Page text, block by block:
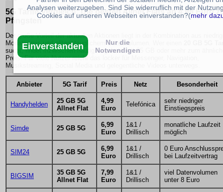
5G Tarife Vergleich: Die besten Allnet Flats ab 4,99 Euro
Pfingsten
Der große Vorteil der aktuellen Aktionen liegt in der Kombination aus
Monatspreis und alltagstauglichem Datenvolumen. Wer einen
sucht, findet inzwischen häufig Angebote mit 25 GB oder mehr zum
Preis. Für viele Nutzer reicht das locker für Messenger, Navigation,
Musikstreaming, Social Media und gelegentliche Videos unterwegs.
Anbieter 5G Tarif Preis Netz Besonderheit
Handyhelden
25 GB 5G
Allnet Flat
4,99
Euro
Telefónica
sehr niedriger
Einstiegspreis
Simde 25 GB 5G
6,99
Euro
1&1 /
Drillisch
monatliche Laufzeit
möglich
SIM24 25 GB 5G
6,99
Euro
1&1 /
Drillisch
0 Euro
bei Laufzeitvertrag
BIGSIM
35 GB 5G
Allnet Flat
7,99
Euro
1&1 /
Drillisch
viel Datenvolumen
unter 8 Euro
Analysen weiterzugeben. Sind Sie widerruflich mit der
Cookies auf unseren Webseiten einverstanden?(mehr
Einverstanden
Nur die
Notwendigen